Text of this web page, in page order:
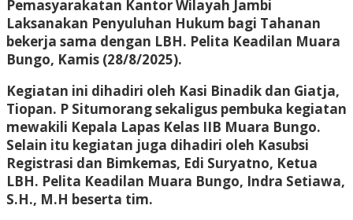
Pemasyarakatan Kantor Wilayah Jambi
Laksanakan Penyuluhan Hukum bagi Tahanan
bekerja sama dengan LBH. Pelita Keadilan Muara
Bungo, Kamis (28/8/2025).
Kegiatan ini dihadiri oleh Kasi Binadik dan Giatja,
Tiopan. P Situmorang sekaligus pembuka kegiatan
mewakili Kepala Lapas Kelas IIB Muara Bungo.
Selain itu kegiatan juga dihadiri oleh Kasubsi
Registrasi dan Bimkemas, Edi Suryatno, Ketua
LBH. Pelita Keadilan Muara Bungo, Indra Setiawa,
S.H., M.H beserta tim.